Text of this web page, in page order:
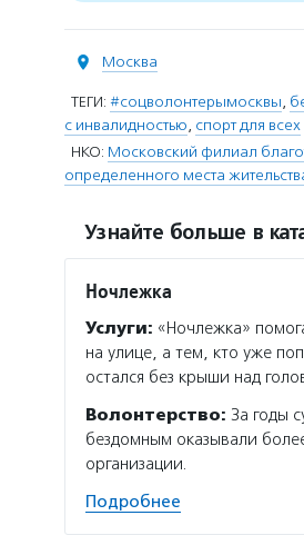
Москва
ТЕГИ: #соцволонтерымосквы,
с инвалидностью, спорт для всех
НКО: Московский филиал
определенного места
Узнайте больше в
Ночлежка
Услуги: «Ночлежка»
на улице, а тем, кто уже
остался без крыши над
Волонтерство: За годы
бездомным оказывали
организации.
Подробнее